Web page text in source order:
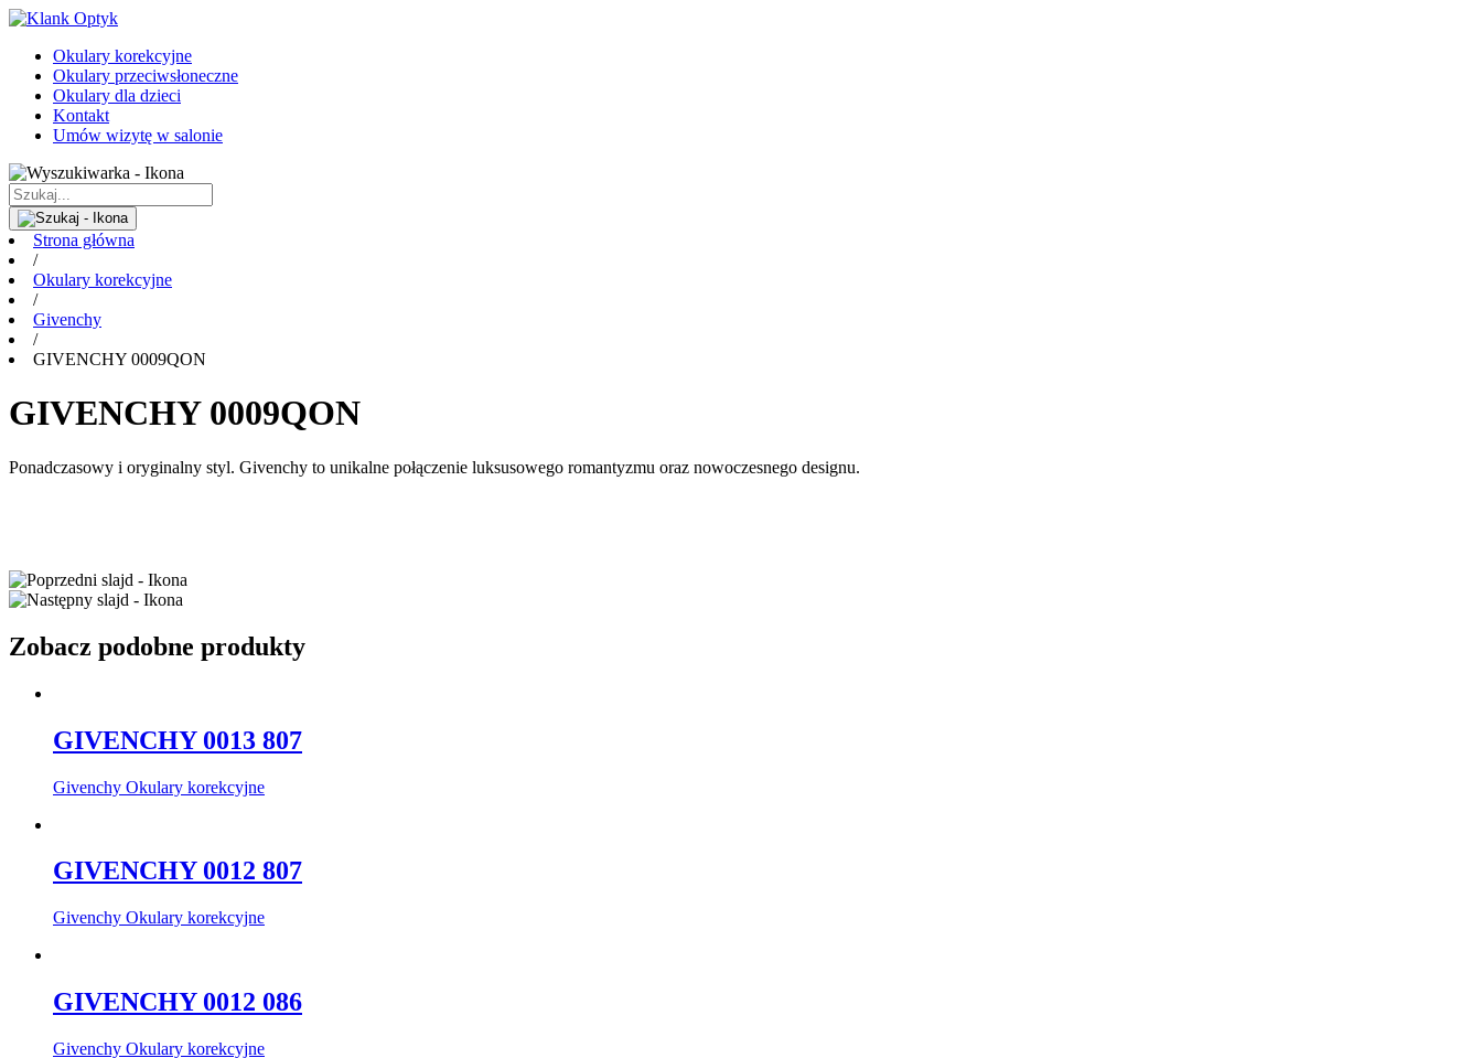
Okulary korekcyjne
Okulary przeciwsłoneczne
Okulary dla dzieci
Kontakt
Umów wizytę w salonie
Strona główna
/
Okulary korekcyjne
/
Givenchy
/
GIVENCHY 0009QON
GIVENCHY 0009QON
Ponadczasowy i oryginalny styl. Givenchy to unikalne połączenie luksusowego romantyzmu oraz nowoczesnego designu.
Zobacz podobne produkty
GIVENCHY 0013 807
Givenchy Okulary korekcyjne
GIVENCHY 0012 807
Givenchy Okulary korekcyjne
GIVENCHY 0012 086
Givenchy Okulary korekcyjne